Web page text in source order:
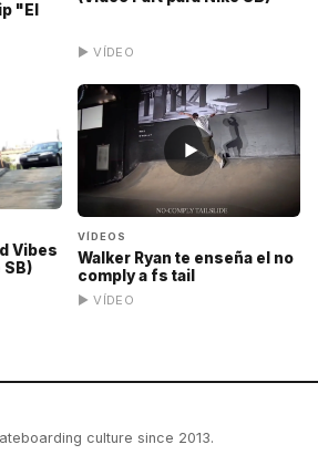
"El
▶ VÍDEO
Vibes
SB)
▶
VÍDEOS
Walker Ryan te enseña el no
comply a fs tail
▶ VÍDEO
culture since 2013.